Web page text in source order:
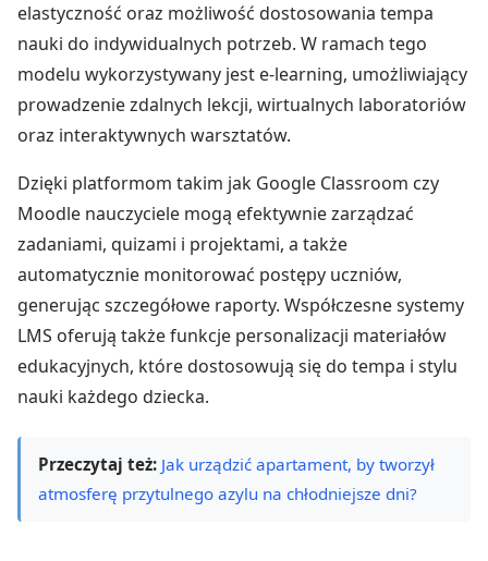
elastyczność oraz możliwość dostosowania tempa
nauki do indywidualnych potrzeb. W ramach tego
modelu wykorzystywany jest e-learning, umożliwiający
prowadzenie zdalnych lekcji, wirtualnych laboratoriów
oraz interaktywnych warsztatów.
Dzięki platformom takim jak Google Classroom czy
Moodle nauczyciele mogą efektywnie zarządzać
zadaniami, quizami i projektami, a także
automatycznie monitorować postępy uczniów,
generując szczegółowe raporty. Współczesne systemy
LMS oferują także funkcje personalizacji materiałów
edukacyjnych, które dostosowują się do tempa i stylu
nauki każdego dziecka.
Przeczytaj też: Jak urządzić apartament, by tworzył
atmosferę przytulnego azylu na chłodniejsze dni?